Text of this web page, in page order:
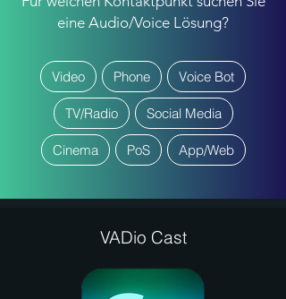
eine Audio/Voice Lösung?
Video Phone Voice Bot
TV/Radio Social Media
Cinema PoS App/Web
VADio Cast